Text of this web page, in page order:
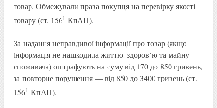
товар. Обмежували права покупця на перевірку якості
товару (ст. 1561 КпАП).
За надання неправдивої інформації про товар (якщо
інформація не нашкодила життю, здоров’ю та майну
споживача) оштрафують на суму від 170 до 850 гривень,
за повторне порушення — від 850 до 3400 гривень (ст.
1561 КпАП).